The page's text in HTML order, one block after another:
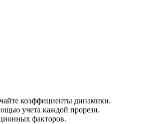
коэффициенты динамики.
учета каждой прорези.
факторов.